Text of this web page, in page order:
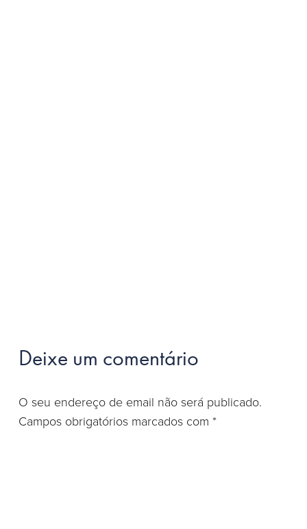
Deixe um comentário
O seu endereço de email não será publicado.
Campos obrigatórios marcados com *